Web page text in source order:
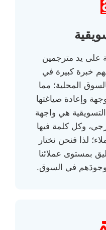
على يد مترجمين
خبرة كبيرة في
المحلية؛ مما
وإعادة صياغتها
هي واجهة
وكل كلمة فيها
لذا فنحن نختار
بمستوى عملائنا
وجودَهم في السوق.